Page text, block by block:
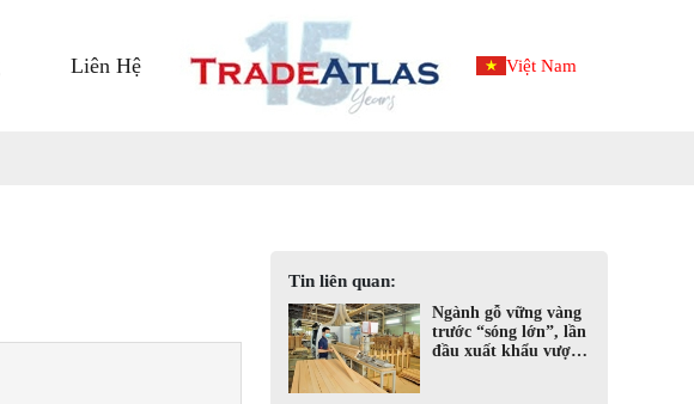
Liên Hệ Việt Nam
Tin liên quan:
Ngành gỗ vững vàng
trước “sóng lớn”, lần
đầu xuất khẩu vượt